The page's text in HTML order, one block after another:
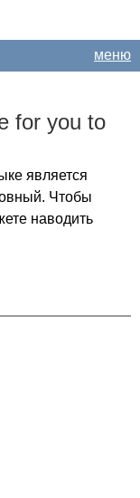
меню
for you to
является
Чтобы
наводить